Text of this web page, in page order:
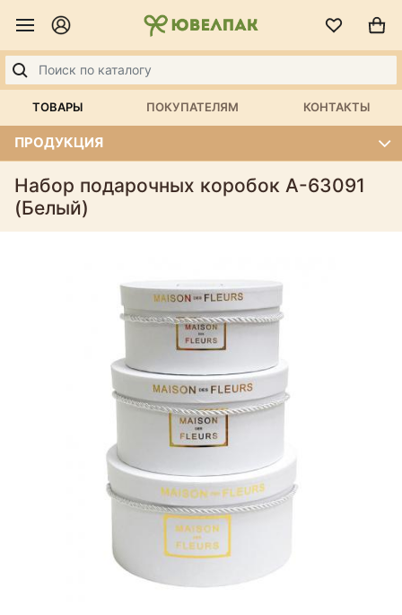
ТОВАРЫ ПОКУПАТЕЛЯМ КОНТАКТЫ
ПРОДУКЦИЯ
Набор подарочных коробок А-63091
(Белый)